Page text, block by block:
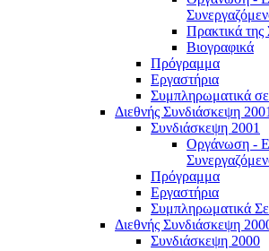
Πρακτικά της
Βιογραφικά
Πρόγραμμα
Εργαστήρια
Συμπληρωματικά
Διεθνής Συνδιάσκεψη 2001
Συνδιάσκεψη 2001
Οργάνωση -
Πρόγραμμα
Εργαστήρια
Συμπληρωματικά
Διεθνής Συνδιάσκεψη
Συνδιάσκεψη 2000